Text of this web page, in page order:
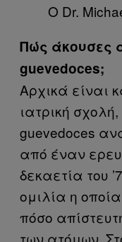
Ο Dr.
Πώς άκουσες
guevedoces;
Αρχικά είναι
ιατρική
guevedoces
από έναν
δεκαετία του
ομιλία η
πόσο
των ατόμων.